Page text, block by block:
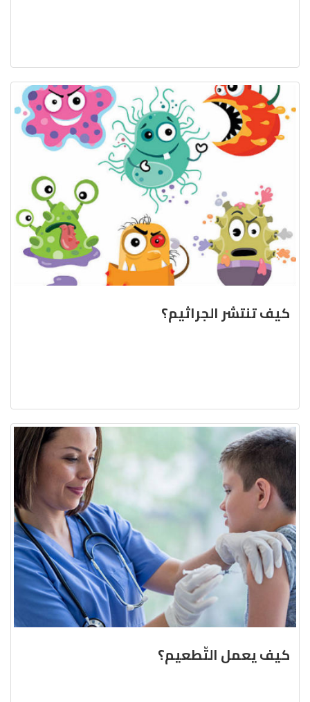
كيف تنتشر الجراثيم؟
كيف يعمل التّطعيم؟